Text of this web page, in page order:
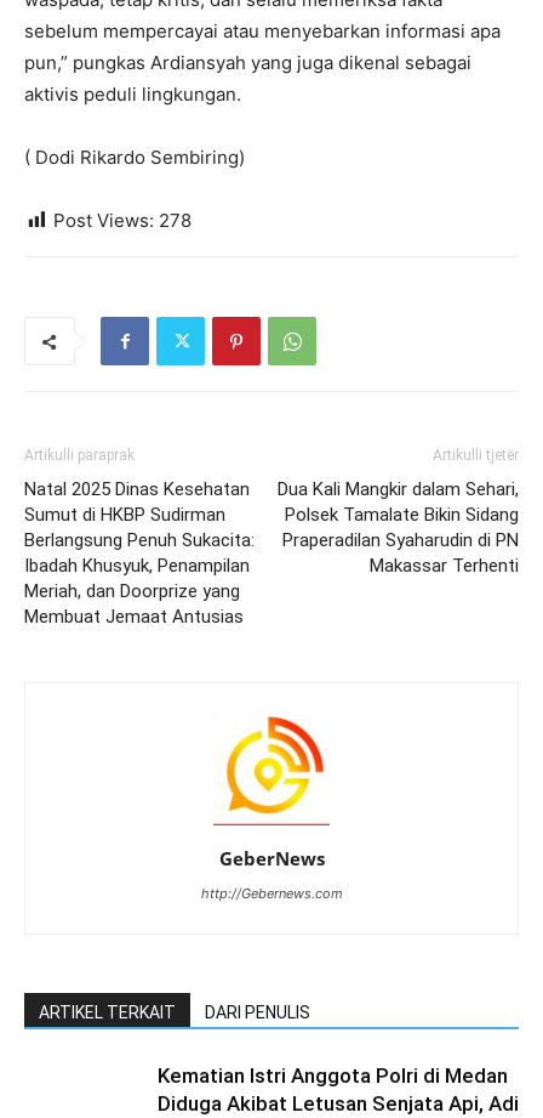
sebelum mempercayai atau menyebarkan informasi apa
pun,” pungkas Ardiansyah yang juga dikenal sebagai
aktivis peduli lingkungan.
( Dodi Rikardo Sembiring)
Post Views: 278
Artikulli paraprak
Natal 2025 Dinas Kesehatan
Sumut di HKBP Sudirman
Berlangsung Penuh Sukacita:
Ibadah Khusyuk, Penampilan
Meriah, dan Doorprize yang
Membuat Jemaat Antusias
Artikulli tjetër
Dua Kali Mangkir dalam Sehari,
Polsek Tamalate Bikin Sidang
Praperadilan Syaharudin di PN
Makassar Terhenti
GeberNews
http://Gebernews.com
ARTIKEL TERKAIT DARI PENULIS
Kematian Istri Anggota Polri di Medan
Diduga Akibat Letusan Senjata Api, Adi